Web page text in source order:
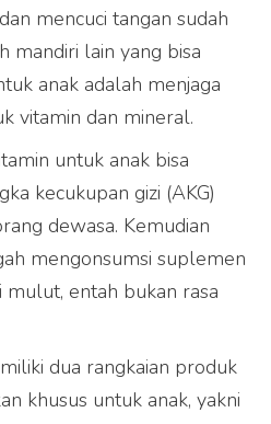
mencuci tangan sudah
mandiri lain yang bisa
anak adalah menjaga
vitamin dan mineral.
untuk anak bisa
kecukupan gizi (AKG)
dewasa. Kemudian
mengonsumsi suplemen
mulut, entah bukan rasa
dua rangkaian produk
khusus untuk anak, yakni